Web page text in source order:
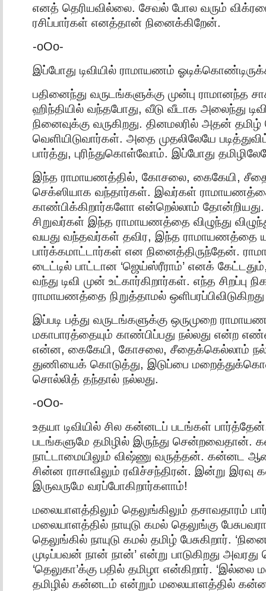
எனத் தெரியவில்லை. சேவல் போல வரும்
ரசிப்பார்கள் எனத்தான் நினைக்கிறேன்.
-oOo-
இப்போது டிவியில் ராமாயணம்
பதினைந்து வருடங்களுக்கு முன்பு ராமானந்த
ஹிந்தியில் வந்தபோது, வீடு வீடாக அலைந்து
நினைவுக்கு வருகிறது. தினமலரில் அதன்
வெளியிடுவார்கள். அதை முதலிலேயே
பார்த்து, புரிந்துகொள்வோம். இப்போது
இந்த ராமாயணத்தில், கோசலை, கைகேயி, சீதை
செக்ஸியாக வந்தார்கள். இவர்கள்
காண்பிக்கிறார்களோ என்றெல்லாம் தோன்றியது.
சிறுவர்கள் இந்த ராமாயணத்தை விழுந்து
வயது வந்தவர்கள் தவிர, இந்த ராமாயணத்தை
பார்க்கமாட்டார்கள் என நினைத்திருந்தேன்.
டைட்டில் பாட்டான ‘ஜெய்ஸ்ரீராம்’ எனக்
வந்து டிவி முன் உட்கார்கிறார்கள். எந்த சிறப்பு
ராமாயணத்தை நிறுத்தாமல்
இப்படி பத்து வருடங்களுக்கு ஒருமுறை
மகாபாரத்தையும் காண்பிப்பது நல்லது என்ற
என்ன, கைகேயி, கோசலை, சீதைக்கெல்லாம் நல்ல
துணியைக் கொடுத்து, இடுப்பை
சொல்லித் தந்தால் நல்லது.
-oOo-
உதயா டிவியில் சில கன்னடப் படங்கள்
படங்களுமே தமிழில் இருந்து சென்றவைதான்.
நாட்டாமையிலும் விஷ்ணு வருத்தன். கன்னட
சின்ன ராசாவிலும் ரவிச்சந்திரன். இன்று இரவு
இருவருமே வரப்போகிறார்களாம்!
மலையாளத்திலும் தெலுங்கிலும் தசாவதாரம்
மலையாளத்தில் நாயுடு கமல் தெலுங்கு
தெலுங்கில் நாயுடு கமல் தமிழ் பேசுகிறார்.
முடிப்பவன் நான் நான்’ என்று பாடுகிறது
‘தெலுகா’க்கு பதில் தமிழா என்கிறார். ‘இல்லை
தமிழில் கன்னடம் என்றும் மலையாளத்தில்